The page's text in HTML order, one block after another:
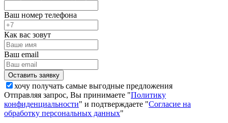
Ваш номер телефона
Как вас зовут
Ваш email
хочу получать самые выгодные предложения
Отправляя запрос, Вы принимаете "Политику
конфиденциальности" и подтверждаете "Согласие на
обработку персональных данных"